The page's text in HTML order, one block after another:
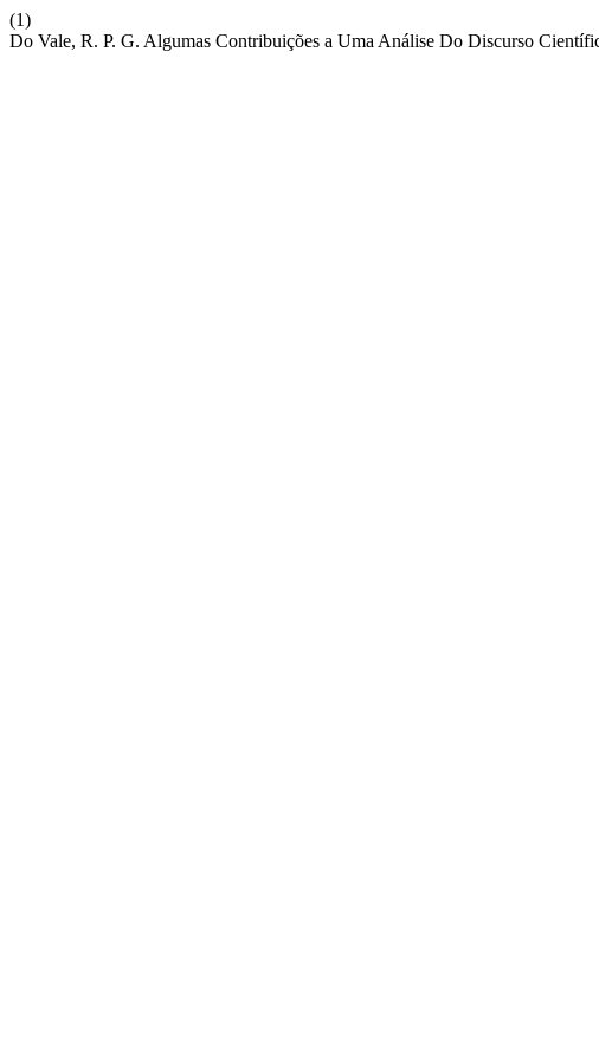
(1)
Do Vale, R. P. G. Algumas Contribuições a Uma Análise Do Discurso